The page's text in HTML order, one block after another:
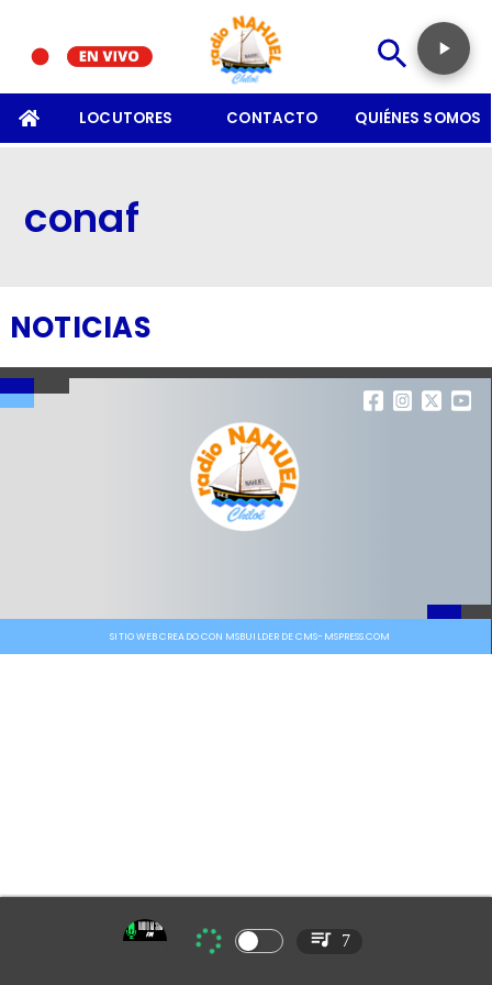
LOCUTORES CONTACTO QUIÉNES SOMOS
conaf
NOTICIAS
SITIO WEB CREADO CON MSBUILDER DE CMS-MSPRESS.COM
7